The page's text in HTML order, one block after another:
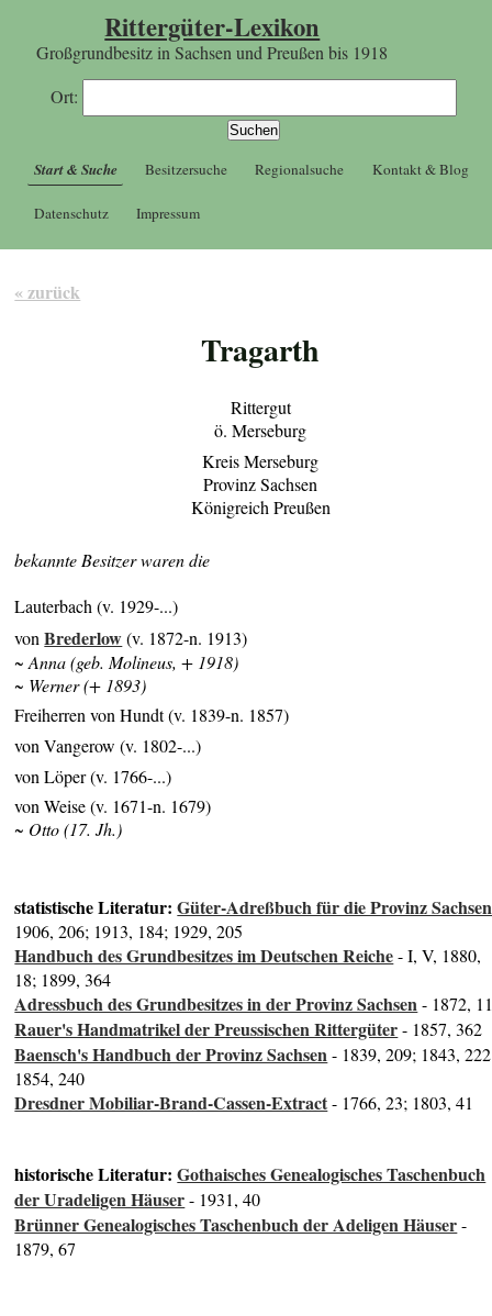
Rittergüter-Lexikon
Großgrundbesitz in Sachsen und Preußen bis 1918
Ort:
Start & Suche Besitzersuche Regionalsuche Kontakt & Blog
Datenschutz Impressum
« zurück
Tragarth
Rittergut
ö. Merseburg
Kreis Merseburg
Provinz Sachsen
Königreich Preußen
bekannte Besitzer waren die
Lauterbach (v. 1929-...)
vonBrederlow(v. 1872-n. 1913)
~ Anna (geb. Molineus, + 1918)
~ Werner (+ 1893)
Freiherren von Hundt (v. 1839-n. 1857)
von Vangerow (v. 1802-...)
von Löper (v. 1766-...)
von Weise (v. 1671-n. 1679)
~ Otto (17. Jh.)
statistische Literatur:Güter-Adreßbuch für die Provinz Sachsen
1906, 206; 1913, 184; 1929, 205
Handbuch des Grundbesitzes im Deutschen Reiche- I, V, 1880,
18; 1899, 364
Adressbuch des Grundbesitzes in der Provinz Sachsen- 1872,
Rauer's Handmatrikel der Preussischen Rittergüter- 1857, 362
Baensch's Handbuch der Provinz Sachsen- 1839, 209; 1843,
1854, 240
Dresdner Mobiliar-Brand-Cassen-Extract- 1766, 23; 1803, 41
historische Literatur:Gothaisches Genealogisches Taschenbuch
der Uradeligen Häuser- 1931, 40
Brünner Genealogisches Taschenbuch der Adeligen Häuser-
1879, 67